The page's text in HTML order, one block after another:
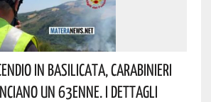
In Basilicata, Carabinieri
Un 63enne. I Dettagli